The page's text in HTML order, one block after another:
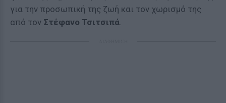
για την προσωπική της ζωή και τον χωρισμό της
από τον Στέφανο Τσιτσιπά.